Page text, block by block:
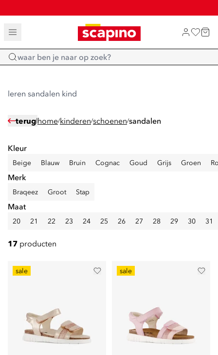
TOT 70% KORTING OP SALE
SHOP NIEUW
Home
leren sandalen kind
terug home/kinderen/schoenen/sandalen
Kleur
Beige Blauw Bruin Cognac Goud Grijs Groen
Merk
Braqeez Groot Stap
Maat
20 21 22 23 24 25 26 27 28 29 30 31
17 producten
sale sale